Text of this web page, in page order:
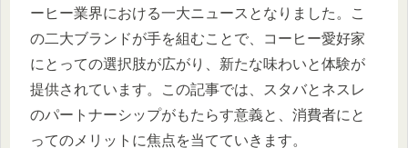
ーヒー業界における一大ニュースとなりました。こ
の二大ブランドが手を組むことで、コーヒー愛好家
にとっての選択肢が広がり、新たな味わいと体験が
提供されています。この記事では、スタバとネスレ
のパートナーシップがもたらす意義と、消費者にと
ってのメリットに焦点を当てていきます。